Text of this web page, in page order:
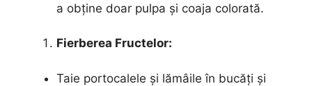
a obține doar pulpa și coaja colorată.
Fierberea Fructelor:
Taie portocalele și lămâile în bucăți și